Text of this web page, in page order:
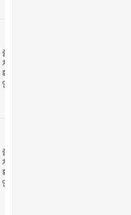
출
처
확
인
출
처
확
인